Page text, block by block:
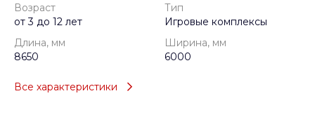
Возраст
от 3 до 12 лет
Тип
Игровые комплексы
Длина, мм
8650
Ширина, мм
6000
Все характеристики